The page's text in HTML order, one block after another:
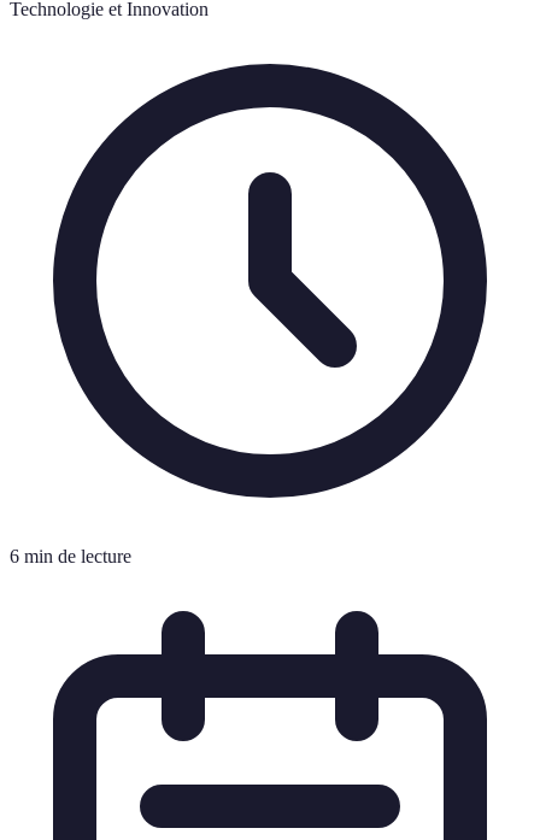
Technologie et Innovation
6 min de lecture